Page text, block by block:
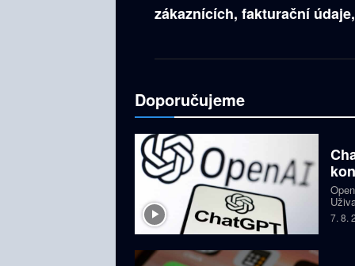
zákaznících, fakturační
Doporučujeme
7. 8.